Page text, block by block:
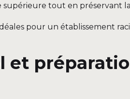
supérieure tout en préservant
pour un établissement
et